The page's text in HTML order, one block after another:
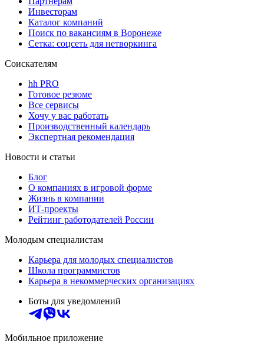
Инвесторам
Каталог компаний
Поиск по вакансиям в Воронеже
Сетка: соцсеть для нетворкинга
Соискателям
hh PRO
Готовое резюме
Все сервисы
Хочу у вас работать
Производственный календарь
Экспертная рекомендация
Новости и статьи
Блог
О компаниях в игровой форме
Жизнь в компании
ИТ-проекты
Рейтинг работодателей России
Молодым специалистам
Карьера для молодых специалистов
Школа программистов
Карьера в некоммерческих организациях
Боты для уведомлений
Мобильное приложение